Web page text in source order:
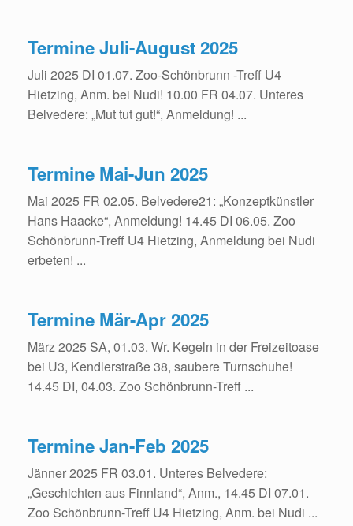
Termine Juli-August 2025
Juli 2025 DI 01.07. Zoo-Schönbrunn -Treff U4
Hietzing, Anm. bei Nudi! 10.00 FR 04.07. Unteres
Belvedere: „Mut tut gut!“, Anmeldung! ...
Termine Mai-Jun 2025
Mai 2025 FR 02.05. Belvedere21: „Konzeptkünstler
Hans Haacke“, Anmeldung! 14.45 DI 06.05. Zoo
Schönbrunn-Treff U4 Hietzing, Anmeldung bei Nudi
erbeten! ...
Termine Mär-Apr 2025
März 2025 SA, 01.03. Wr. Kegeln in der Freizeitoase
bei U3, Kendlerstraße 38, saubere Turnschuhe!
14.45 DI, 04.03. Zoo Schönbrunn-Treff ...
Termine Jan-Feb 2025
Jänner 2025 FR 03.01. Unteres Belvedere:
„Geschichten aus Finnland“, Anm., 14.45 DI 07.01.
Zoo Schönbrunn-Treff U4 Hietzing, Anm. bei Nudi ...